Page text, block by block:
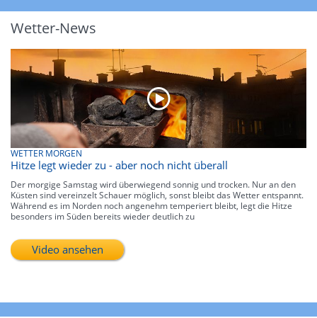
Wetter-News
WETTER MORGEN
Hitze legt wieder zu - aber noch nicht überall
Der morgige Samstag wird überwiegend sonnig und trocken. Nur an den
Küsten sind vereinzelt Schauer möglich, sonst bleibt das Wetter entspannt.
Während es im Norden noch angenehm temperiert bleibt, legt die Hitze
besonders im Süden bereits wieder deutlich zu
Video ansehen